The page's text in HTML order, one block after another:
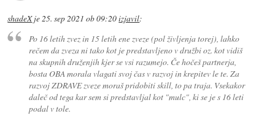
shadeXje25. sep 2021 ob 09:20izjavil:
Po 16 letih zvez in 15 letih ene zveze (pol življenja torej), lahko
rečem da zveza ni tako kot je predstavljeno v družbi oz. kot vidiš
na skupnih druženjih kjer se vsi razumejo. Če hočeš partnerja,
bosta OBA morala vlagati svoj čas v razvoj in krepitev le te. Za
razvoj ZDRAVE zveze moraš pridobiti skill, to pa traja. Vsekakor
daleč od tega kar sem si predstavljal kot "mulc", ki se je s 16 leti
podal v tole.